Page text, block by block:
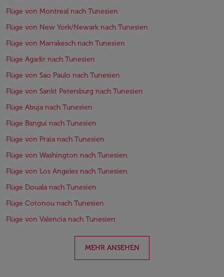
Flüge von Montreal nach Tunesien
Flüge von New York/Newark nach Tunesien
Flüge von Marrakesch nach Tunesien
Flüge Agadir nach Tunesien
Flüge von Sao Paulo nach Tunesien
Flüge von Sankt Petersburg nach Tunesien
Flüge Abuja nach Tunesien
Flüge Bangui nach Tunesien
Flüge von Praia nach Tunesien
Flüge von Washington nach Tunesien
Flüge von Los Angeles nach Tunesien
Flüge Douala nach Tunesien
Flüge Cotonou nach Tunesien
Flüge von Valencia nach Tunesien
MEHR ANSEHEN